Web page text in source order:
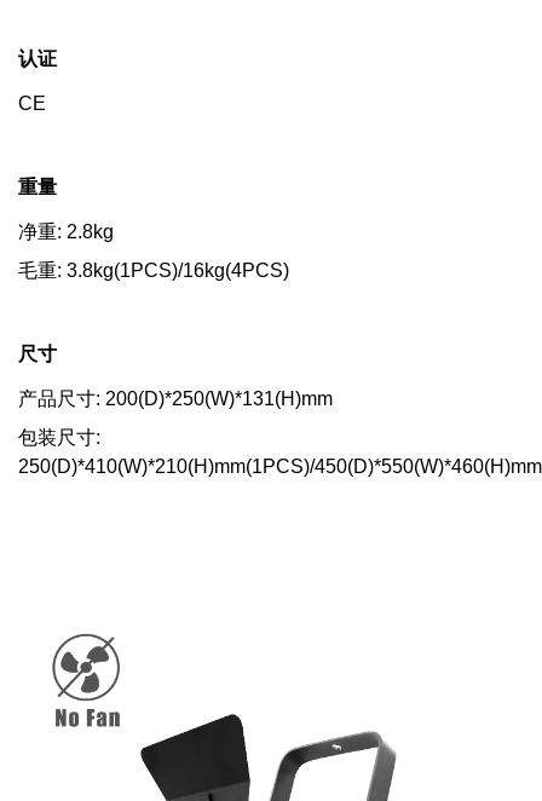
认证
CE
重量
净重: 2.8kg
毛重: 3.8kg(1PCS)/16kg(4PCS)
尺寸
产品尺寸: 200(D)*250(W)*131(H)mm
包装尺寸:
250(D)*410(W)*210(H)mm(1PCS)/